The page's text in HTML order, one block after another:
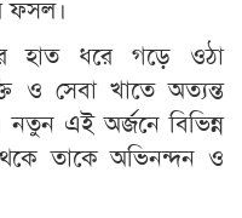
ফসল।
হাত ধরে গড়ে ওঠা
ও সেবা খাতে অত্যন্ত
নতুন এই অর্জনে বিভিন্ন
তাকে অভিনন্দন ও